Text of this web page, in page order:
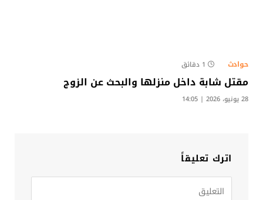
حوادث 1 دقائق
مقتل شابة داخل منزلها والبحث عن الزوج​
28 يونيو، 2026 | 14:05
اترك تعليقاً